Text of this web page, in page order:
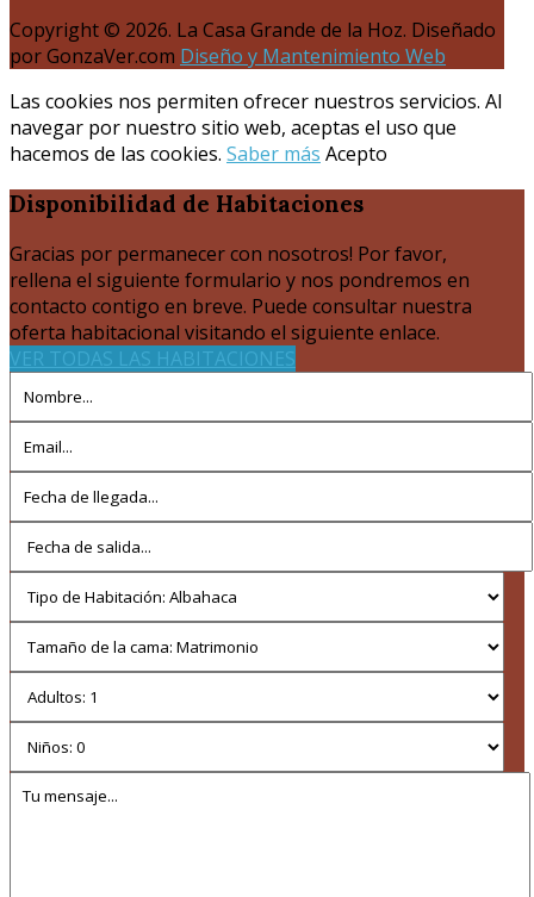
Copyright © 2026. La Casa Grande de la Hoz. Diseñado
por GonzaVer.com Diseño y Mantenimiento Web
Las cookies nos permiten ofrecer nuestros servicios. Al
navegar por nuestro sitio web, aceptas el uso que
hacemos de las cookies. Saber más Acepto
Disponibilidad de Habitaciones
Gracias por permanecer con nosotros! Por favor,
rellena el siguiente formulario y nos pondremos en
contacto contigo en breve. Puede consultar nuestra
oferta habitacional visitando el siguiente enlace.
VER TODAS LAS HABITACIONES